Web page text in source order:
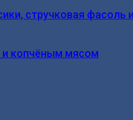
стручковая фасоль
и копчёным мясом